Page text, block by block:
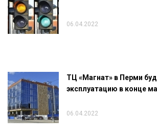
06.04.2022
ТЦ «Магнат» в Перми
эксплуатацию в конце
06.04.2022